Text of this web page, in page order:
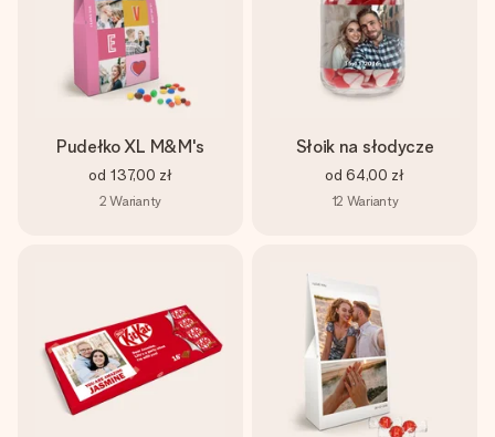
Pudełko XL M&M's
od 137,00 zł
2 Warianty
Słoik na słodycze
od 64,00 zł
12 Warianty